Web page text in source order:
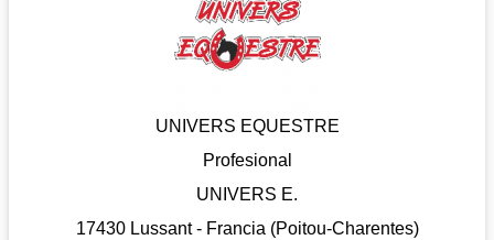
UNIVERS EQUESTRE
Profesional
UNIVERS E.
17430 Lussant - Francia (Poitou-Charentes)